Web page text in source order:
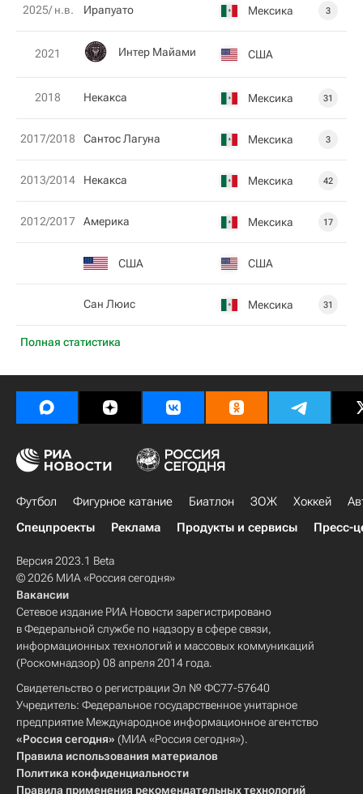
Полная статистика
2025/ н.в. Ирапуато Мексика 3
2021 Интер Майами США
2018 Некакса Мексика 31
2017/2018 Сантос Лагуна Мексика 3
2013/2014 Некакса Мексика 42
2012/2017 Америка Мексика 17
США США
Сан Люис Мексика 31
Футбол Фигурное катание Биатлон ЗОЖ Хоккей
Спецпроекты
Реклама Продукты и сервисы Пресс-
Версия 2023.1 Beta
© 2026 МИА «Россия сегодня»
Вакансии
Сетевое издание РИА Новости зарегистрировано
в Федеральной службе по надзору в сфере связи,
информационных технологий и массовых коммуникаций
(Роскомнадзор) 08 апреля 2014 года.
Свидетельство о регистрации Эл № ФС77-57640
Учредитель: Федеральное государственное унитарное
предприятие Международное информационное агентство
«Россия сегодня» (МИА «Россия сегодня»).
Правила использования материалов
Политика конфиденциальности
Правила применения рекомендательных технологий